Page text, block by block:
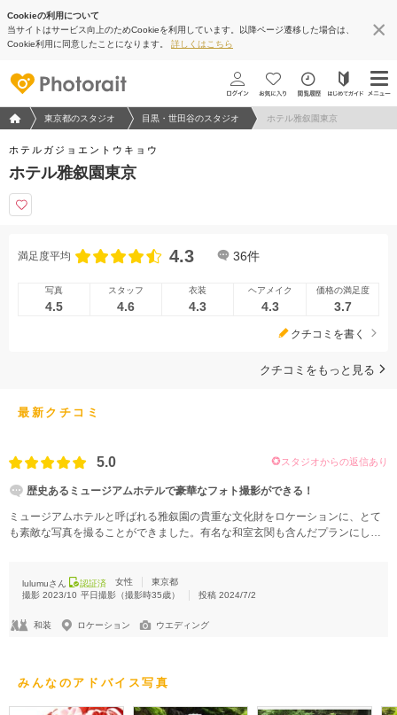
Cookieの利用について
当サイトはサービス向上のためCookieを利用しています。以降ページ遷移した場合は、
Cookie利用に同意したことになります。 詳しくはこちら
フォトウエディング/結婚写真のPhotorait ホーム
東京都のスタジオ 目黒・世田谷のスタジオ ホテル雅叙園東京
ホテルガジョエントウキョウ
ホテル雅叙園東京
満足度平均 4.3 36件
写真
4.5
スタッフ
4.6
衣装
4.3
ヘアメイク
4.3
価格の満足度
3.7
クチコミを書く
クチコミをもっと見る
最新クチコミ
5.0 スタジオからの返信あり
歴史あるミュージアムホテルで豪華なフォト撮影ができる！
ミュージアムホテルと呼ばれる雅叙園の貴重な文化財をロケーションに、とて
も素敵な写真を撮ることができました。有名な和室玄関も含んだプランにした
lulumuさん 認証済 女性
東京都
撮影 2023/10 平日撮影 （撮影時35歳） 投稿 2024/7/2
和装 ロケーション ウエディング
みんなのアドバイス写真